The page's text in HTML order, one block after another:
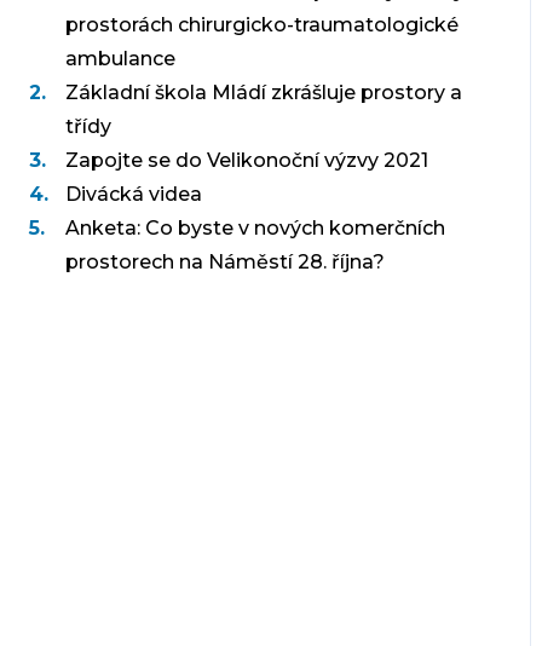
prostorách chirurgicko-traumatologické
ambulance
Základní škola Mládí zkrášluje prostory a
třídy
Zapojte se do Velikonoční výzvy 2021
Divácká videa
Anketa: Co byste v nových komerčních
prostorech na Náměstí 28. října?